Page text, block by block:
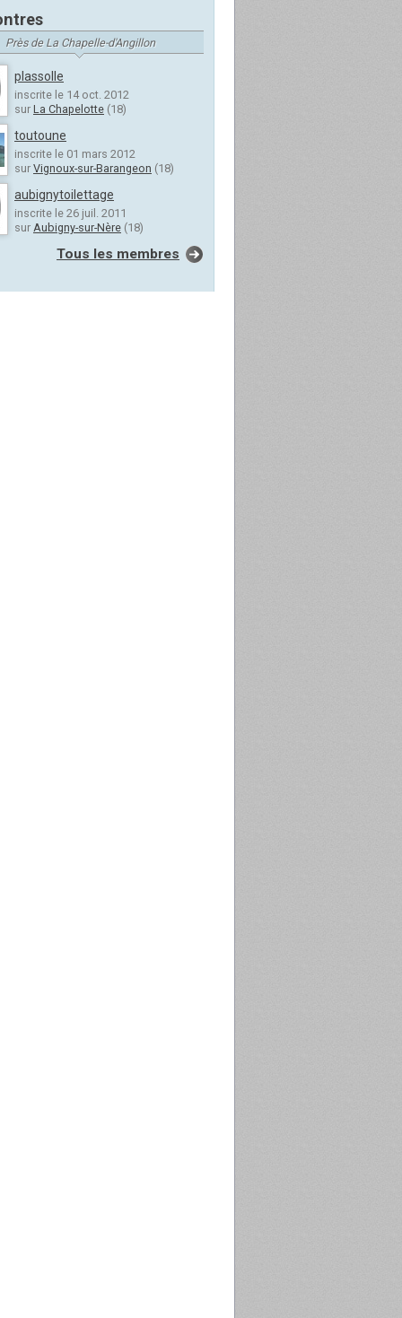
Près de La Chapelle-d'Angillon
plassolle
inscrite le 14 oct. 2012
sur La Chapelotte (18)
toutoune
inscrite le 01 mars 2012
sur Vignoux-sur-Barangeon (18)
aubignytoilettage
inscrite le 26 juil. 2011
sur Aubigny-sur-Nère (18)
Tous les membres